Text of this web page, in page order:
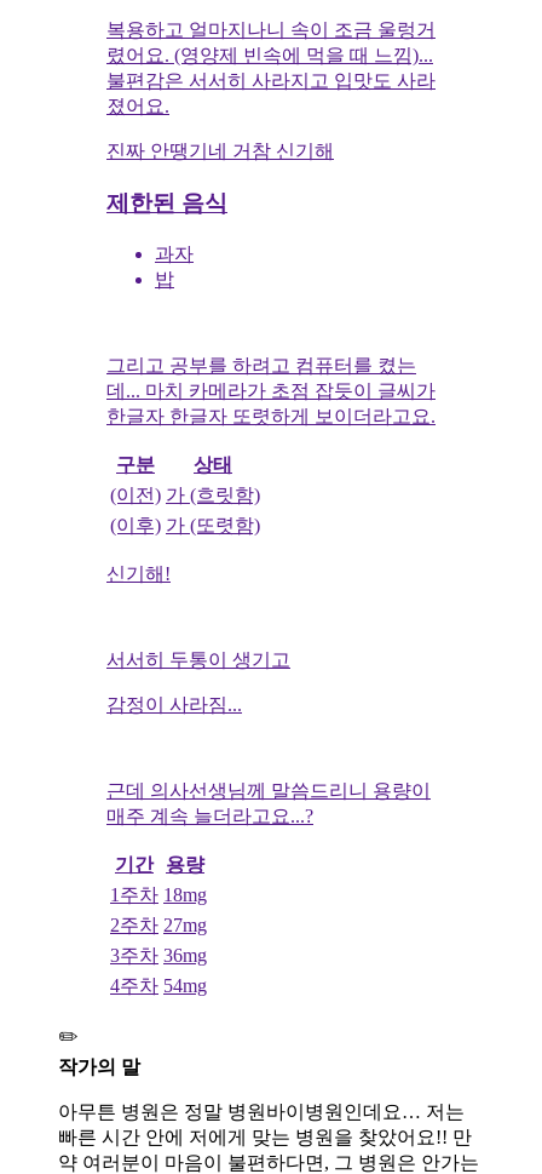
복용하고 얼마지나니 속이 조금 울렁거
렸어요. (영양제 빈속에 먹을 때 느낌)...
불편감은 서서히 사라지고 입맛도 사라
졌어요.
진짜 안땡기네 거참 신기해
제한된 음식
과자
밥
그리고 공부를 하려고 컴퓨터를 켰는
데... 마치 카메라가 초점 잡듯이 글씨가
한글자 한글자 또렷하게 보이더라고요.
구분
상태
(이전) 가 (흐릿함)
(이후) 가 (또렷함)
신기해!
서서히 두통이 생기고
감정이 사라짐...
근데 의사선생님께 말씀드리니 용량이
매주 계속 늘더라고요...?
기간
용량
1주차 18mg
2주차 27mg
3주차 36mg
4주차 54mg
✏️
작가의 말
아무튼 병원은 정말 병원바이병원인데요… 저는
빠른 시간 안에 저에게 맞는 병원을 찾았어요!! 만
약 여러분이 마음이 불편하다면, 그 병원은 안가는